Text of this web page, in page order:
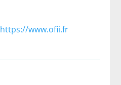
https://www.ofii.fr